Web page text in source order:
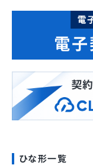
ひな形一覧